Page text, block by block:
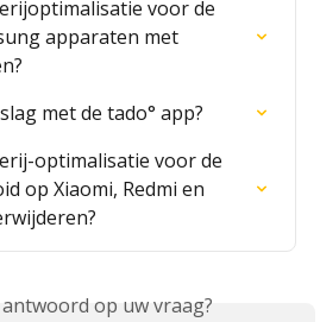
voor de
apparaten met
met de tado° app?
optimalisatie voor de
op Xiaomi, Redmi en
op uw vraag?